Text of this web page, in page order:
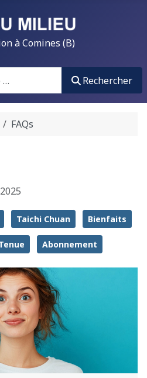
à Comines (B)
Rechercher
FAQs
Taichi Chuan Bienfaits
Abonnement